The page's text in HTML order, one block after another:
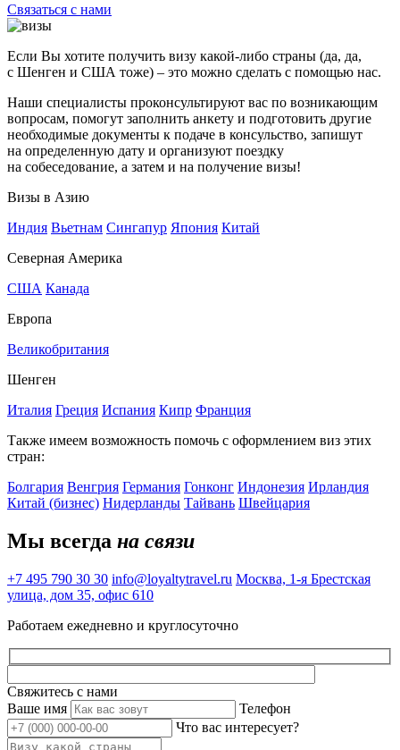
Связаться с нами
Если Вы хотите получить визу какой-либо страны (да, да,
с Шенген и США тоже) – это можно сделать с помощью нас.
Наши специалисты проконсультируют вас по возникающим
вопросам, помогут заполнить анкету и подготовить другие
необходимые документы к подаче в консульство, запишут
на определенную дату и организуют поездку
на собеседование, а затем и на получение визы!
Визы в Азию
Индия Вьетнам Сингапур Япония Китай
Северная Америка
США Канада
Европа
Великобритания
Шенген
Италия Греция Испания Кипр Франция
Также имеем возможность помочь с оформлением виз этих
стран:
Болгария Венгрия Германия Гонконг Индонезия Ирландия
Китай (бизнес) Нидерланды Тайвань Швейцария
Мы всегда на связи
+7 495 790 30 30 info@loyaltytravel.ru Москва, 1-я Брестская
улица, дом 35, офис 610
Работаем ежедневно и круглосуточно
Свяжитесь с нами
Ваше имя
Телефон
Что вас интересует?